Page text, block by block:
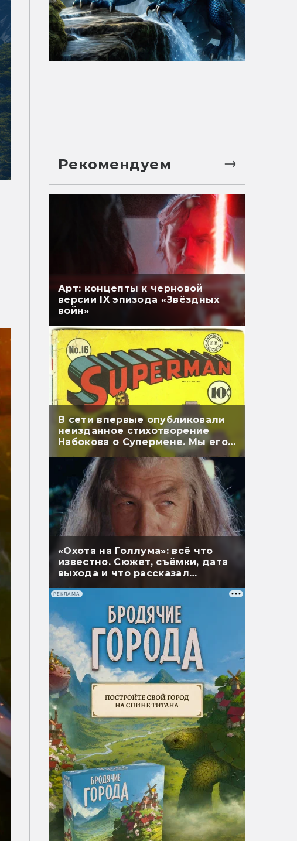
Рекомендуем
Арт: концепты к черновой
версии IX эпизода «Звёздных
войн»
В сети впервые опубликовали
неизданное стихотворение
Набокова о Супермене. Мы его
перевели
«Охота на Голлума»: всё что
известно. Сюжет, съёмки, дата
выхода и что рассказал
РЕКЛАМА